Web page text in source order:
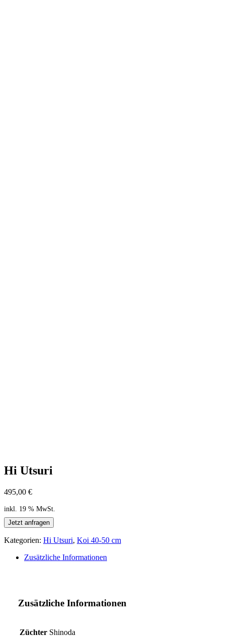
Hi Utsuri
495,00 €
inkl. 19 % MwSt.
Jetzt anfragen
Kategorien: Hi Utsuri, Koi 40-50 cm
Zusätzliche Informationen
Zusätzliche Informationen
Züchter Shinoda